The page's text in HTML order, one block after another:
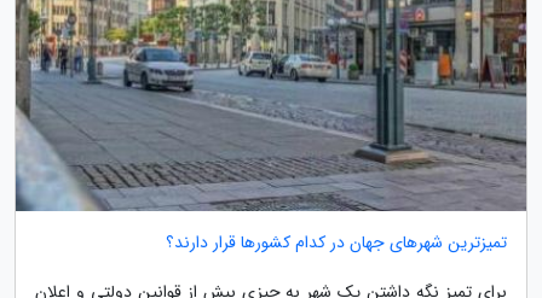
تمیزترین شهرهای جهان در کدام کشورها قرار دارند؟
برای تمیز نگه داشتن یک شهر به چیزی بیش از قوانین دولتی و اعلان